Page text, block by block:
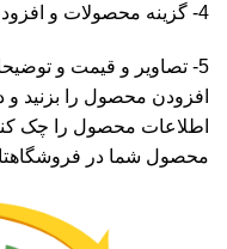
4- گزینه محصولات و افزودن محصول جدید را بزنید
5- تصاویر و قیمت و
افزودن محصول را بزنید
اطلاعات محصول را چک
محصول شما در